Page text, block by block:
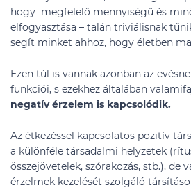
hogy megfelelő mennyiségű és
elfogyasztása – talán triviálisnak
segít minket ahhoz, hogy életben
Ezen túl is vannak azonban az
funkciói, s ezekhez általában
negatív érzelem is kapcsolódik.
Az étkezéssel kapcsolatos pozitív
a különféle társadalmi helyzetek
összejövetelek, szórakozás, stb.), de
érzelmek kezelését szolgáló